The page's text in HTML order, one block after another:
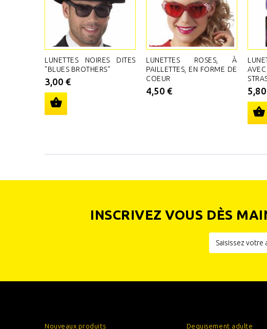
LUNETTES NOIRES DITES
"BLUES BROTHERS"
3,00 €
LUNETTES ROSES, À
PAILLETTES, EN FORME DE
COEUR
4,50 €
INSCRIVEZ VOUS DÈS
Nouveaux produits Deguisement adulte